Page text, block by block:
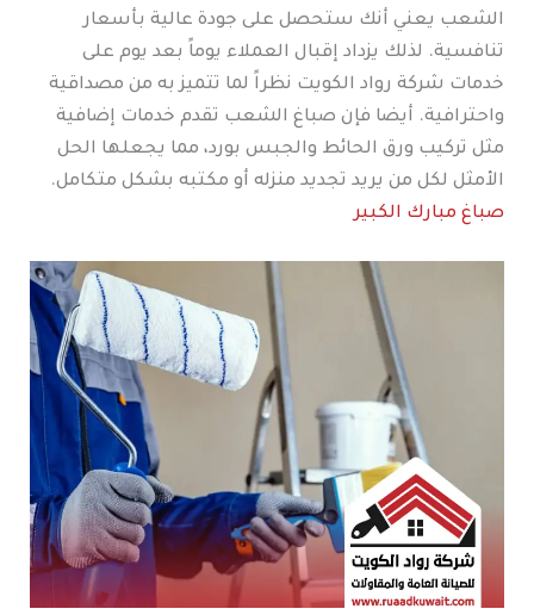
الشعب يعني أنك ستحصل على جودة عالية بأسعار
تنافسية. لذلك يزداد إقبال العملاء يوماً بعد يوم على
خدمات شركة رواد الكويت نظراً لما تتميز به من مصداقية
واحترافية. أيضا فإن صباغ الشعب تقدم خدمات إضافية
مثل تركيب ورق الحائط والجبس بورد، مما يجعلها الحل
الأمثل لكل من يريد تجديد منزله أو مكتبه بشكل متكامل.
صباغ مبارك الكبير